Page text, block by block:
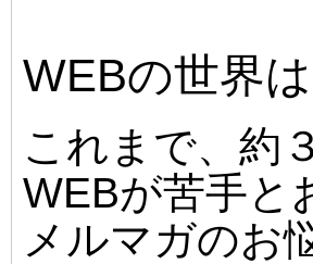
WEBの世界
これまで、約
WEBが苦手と
メルマガのお